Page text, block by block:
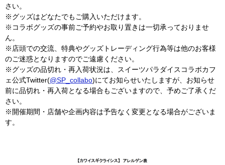
さい。
※グッズはどなたでもご購入いただけます。
※コラボグッズの事前ご予約やお取り置きは一切承っておりませ
ん。
※店頭での交流、特典やグッズトレーディング行為等は他のお客様
のご迷惑となりますのでご遠慮ください。
※グッズの品切れ・再入荷状況は、スイーツパラダイスコラボカフ
ェ公式Twitter(@SP_collabo)にてお知らせいたしますが、お知らせ
前に品切れ・再入荷となる場合もございますので、予めご了承くだ
さい。
※開催期間・店舗や企画内容は予告なく変更となる場合がございま
す。